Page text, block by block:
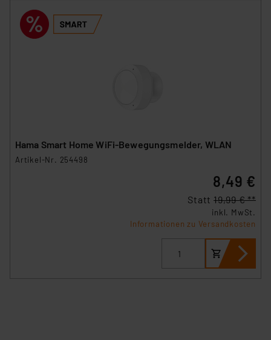
Hama Smart Home WiFi-Bewegungsmelder, WLAN
Artikel-Nr. 254498
8,49 €
Statt 19,99 € **
inkl. MwSt.
Informationen zu Versandkosten